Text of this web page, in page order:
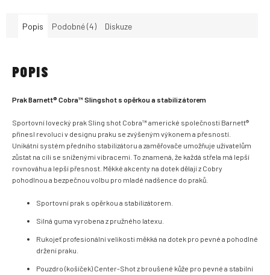
Popis Podobné (4) Diskuze
POPIS
Prak Barnett® Cobra™ Slingshot s opěrkou a stabilizátorem
Sportovní lovecký prak Sling shot Cobra™ americké společnosti Barnett®
přinesl revoluci v designu praku se zvýšeným výkonem a přesností.
Unikátní systém předního stabilizátoru a zaměřovače umožňuje uživatelům
zůstat na cíli se sníženými vibracemi. To znamená, že každá střela má lepší
rovnováhu a lepší přesnost. Měkké akcenty na dotek dělají z Cobry
pohodlnou a bezpečnou volbu pro mladé nadšence do praků.
Sportovní prak s opěrkou a stabilizátorem.
Silná guma vyrobena z pružného latexu.
Rukojeť profesionální velikosti měkká na dotek pro pevné a pohodlné
držení praku.
Pouzdro (košíček) Center-Shot z broušené kůže pro pevné a stabilní